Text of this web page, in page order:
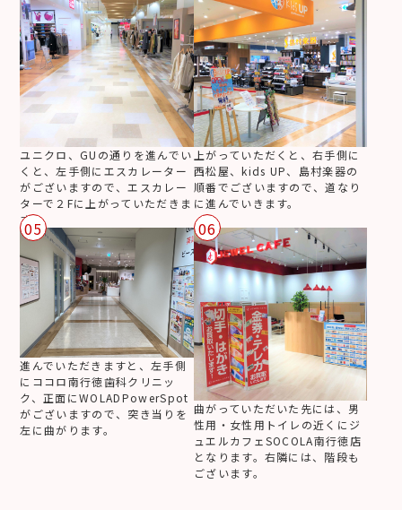
ユニクロ、GUの通りを進んでい
くと、左手側にエスカレーター
がございますので、エスカレー
ターで２Fに上がっていただきま
す。
上がっていただくと、右手側に
西松屋、kids UP、島村楽器の
順番でございますので、道なり
に進んでいきます。
05
進んでいただきますと、左手側
にココロ南行徳歯科クリニッ
ク、正面にWOLADPowerSpot
がございますので、突き当りを
左に曲がります。
06
曲がっていただいた先には、男
性用・女性用トイレの近くにジ
ュエルカフェSOCOLA南行徳店
となります。右隣には、階段も
ございます。